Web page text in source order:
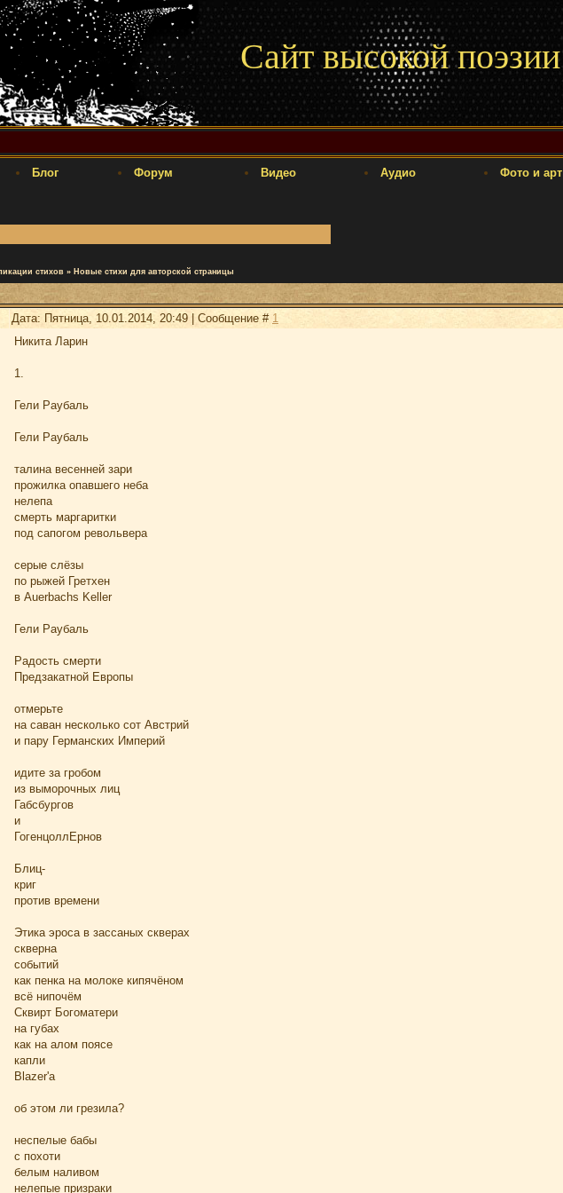
Сайт высокой поэзии
Блог Форум Видео Аудио Фото и арт
стихов » Новые стихи для авторской страницы
Дата: Пятница, 10.01.2014, 20:49 | Сообщение # 1
Никита Ларин
1.
Гели Раубаль
Гели Раубаль
талина весенней зари
прожилка опавшего неба
нелепа
смерть маргаритки
под сапогом револьвера
серые слёзы
по рыжей Гретхен
в Auerbachs Keller
Гели Раубаль
Радость смерти
Предзакатной Европы
отмерьте
на саван несколько сот Австрий
и пару Германских Империй
идите за гробом
из выморочных лиц
Габсбургов
и
ГогенцоллЕрнов
Блиц-
криг
против времени
Этика эроса в зассаных скверах
скверна
событий
как пенка на молоке кипячёном
всё нипочём
Сквирт Богоматери
на губах
как на алом поясе
капли
Blazer'а
об этом ли грезила?
неспелые бабы
с похоти
белым наливом
нелепые призраки